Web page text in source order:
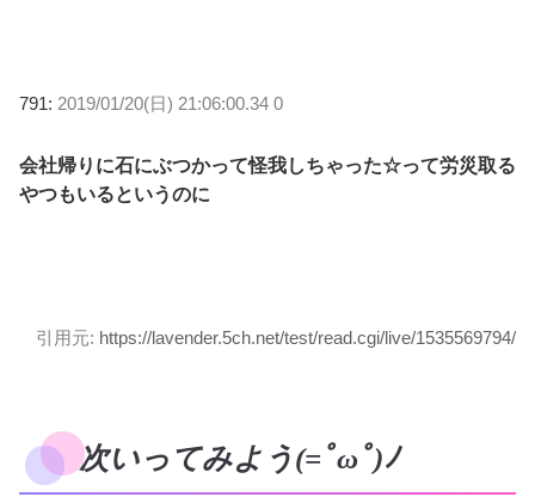
791: 2019/01/20(日) 21:06:00.34 0
会社帰りに石にぶつかって怪我しちゃった☆って労災取る
やつもいるというのに
引用元: https://lavender.5ch.net/test/read.cgi/live/1535569794/
次いってみよう(=ﾟωﾟ)ﾉ